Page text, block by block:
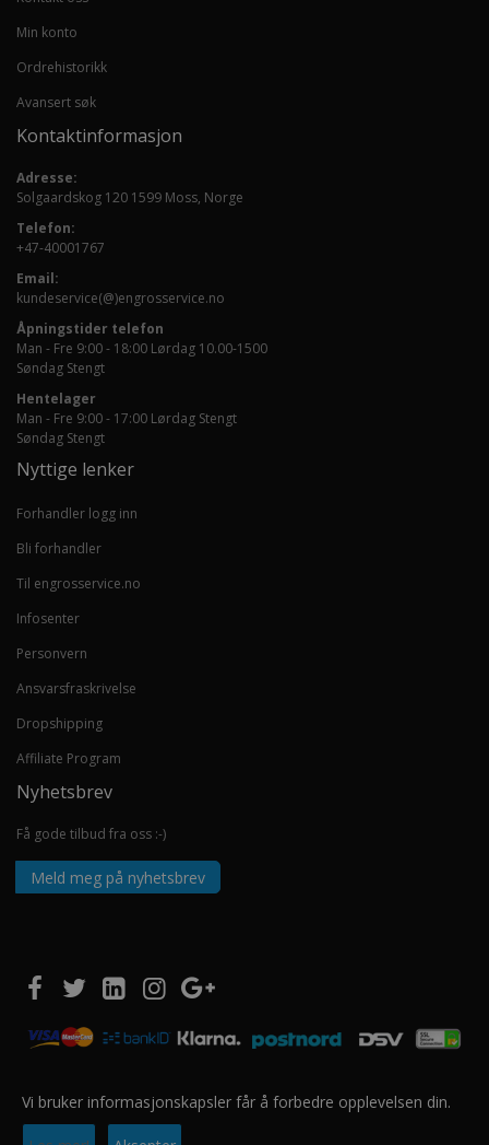
Vi bruker informasjonskapsler får å forbedre opplevelsen din.
Min konto
Ordrehistorikk
Avansert søk
Kontaktinformasjon
Adresse:
Solgaardskog 120 1599 Moss, Norge
Telefon:
+47-40001767
Email:
kundeservice(@)engrosservice.no
Åpningstider telefon
Man - Fre 9:00 - 18:00 Lørdag 10.00-1500
Søndag Stengt
Hentelager
Man - Fre 9:00 - 17:00 Lørdag Stengt
Søndag Stengt
Nyttige lenker
Forhandler logg inn
Bli forhandler
Til engrosservice.no
Infosenter
Personvern
Ansvarsfraskrivelse
Dropshipping
Affiliate Program
Nyhetsbrev
Få gode tilbud fra oss :-)
Meld meg på nyhetsbrev
Copyright © 2020 EUROSHOPPER GROUP AS. Alle rettigheter forbeholdt.